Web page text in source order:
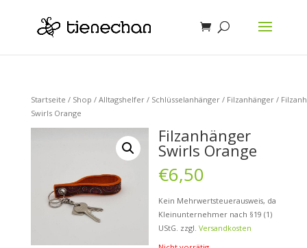
Startseite / Shop / Alltagshelfer/ Schlüsselanhänger/ Filzanhänger/
Swirls Orange
Filzanhänger
Swirls Orange
€6,50
Kein Mehrwertsteuerausweis, da
Kleinunternehmer nach §19 (1)
UStG. zzgl.Versandkosten